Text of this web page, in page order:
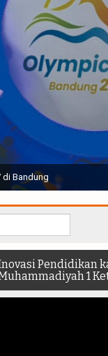
Widodo selaku
di dalam stadion
Pendidikan
1